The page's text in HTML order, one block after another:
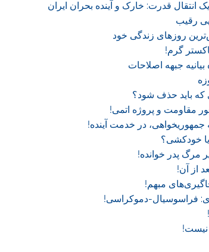
انتقال قدرت: خارک و آینده بحران ایران
رقیب
روزهای زندگی خود
گرم!
بیانیه جبهه اصلاحات
که باید حذف شود؟
مقاومت و پروژه اتمی!
جمهوریخواهی، در خدمت آینده!
خودکشی؟
مرگ پدر خوانده!
مبهم!
فراسوسیال-دموکراسی!
نیست!